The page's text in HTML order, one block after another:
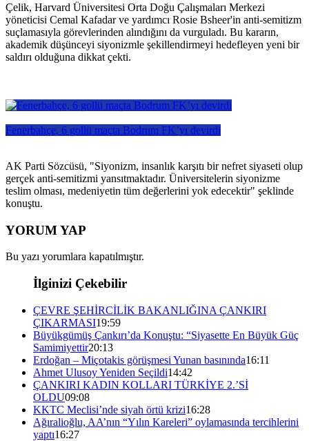
Çelik, Harvard Üniversitesi Orta Doğu Çalışmaları Merkezi
yöneticisi Cemal Kafadar ve yardımcı Rosie Bsheer'in anti-semitizm
suçlamasıyla görevlerinden alındığını da vurguladı. Bu kararın,
akademik düşünceyi siyonizmle şekillendirmeyi hedefleyen yeni bir
saldırı olduğuna dikkat çekti.
Fenerbahçe, 6 gollü maçta Bodrum FK’yı devirdi
AK Parti Sözcüsü, "Siyonizm, insanlık karşıtı bir nefret siyaseti olup
gerçek anti-semitizmi yansıtmaktadır. Üniversitelerin siyonizme
teslim olması, medeniyetin tüm değerlerini yok edecektir" şeklinde
konuştu.
YORUM YAP
Bu yazı yorumlara kapatılmıştır.
İlginizi Çekebilir
ÇEVRE ŞEHİRCİLİK BAKANLIĞINA ÇANKIRI
ÇIKARMASI19:59
Büyükgümüş Çankırı’da Konuştu: “Siyasette En Büyük Güç
Samimiyettir20:13
Erdoğan – Miçotakis görüşmesi Yunan basınında16:11
Ahmet Ulusoy Yeniden Seçildi14:42
ÇANKIRI KADIN KOLLARI TÜRKİYE 2.’Sİ
OLDU09:08
KKTC Meclisi’nde siyah örtü krizi16:28
Ağıralioğlu, AA’nın “Yılın Kareleri” oylamasında tercihlerini
yaptı16:27